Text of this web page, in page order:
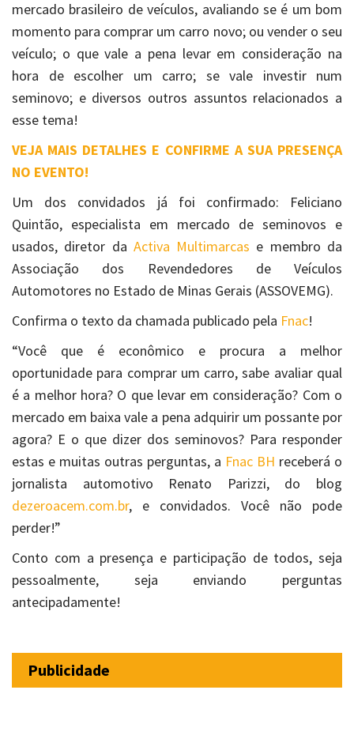
mercado brasileiro de veículos, avaliando se é um bom
momento para comprar um carro novo; ou vender o seu
veículo; o que vale a pena levar em consideração na
hora de escolher um carro; se vale investir num
seminovo; e diversos outros assuntos relacionados a
esse tema!
VEJA MAIS DETALHES E CONFIRME A SUA PRESENÇA
NO EVENTO!
Um dos convidados já foi confirmado: Feliciano
Quintão, especialista em mercado de seminovos e
usados, diretor da Activa Multimarcas e membro da
Associação dos Revendedores de Veículos
Automotores no Estado de Minas Gerais (ASSOVEMG).
Confirma o texto da chamada publicado pela Fnac!
“Você que é econômico e procura a melhor
oportunidade para comprar um carro, sabe avaliar qual
é a melhor hora? O que levar em consideração? Com o
mercado em baixa vale a pena adquirir um possante por
agora? E o que dizer dos seminovos? Para responder
estas e muitas outras perguntas, a Fnac BH receberá o
jornalista automotivo Renato Parizzi, do blog
dezeroacem.com.br, e convidados. Você não pode
perder!”
Conto com a presença e participação de todos, seja
pessoalmente, seja enviando perguntas
antecipadamente!
Publicidade